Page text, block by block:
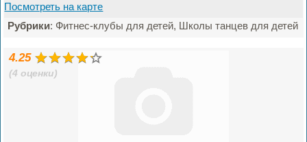
Посмотреть на карте
Рубрики: Фитнес-клубы для детей, Школы танцев для детей
4.25
(4 оценки)